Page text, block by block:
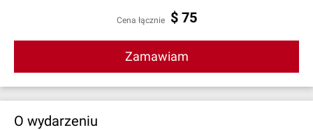
Cena łącznie $ 75
Zamawiam
O wydarzeniu